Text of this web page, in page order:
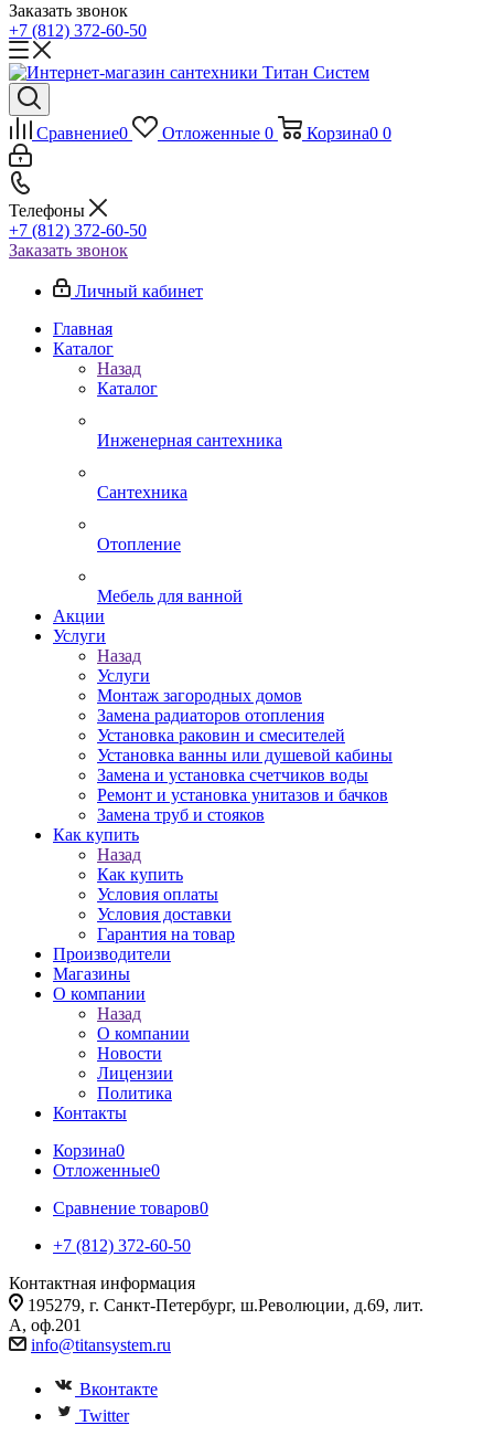
Заказать звонок
+7 (812) 372-60-50
Сравнение0 Отложенные 0 Корзина0 0
Телефоны
+7 (812) 372-60-50
Заказать звонок
Личный кабинет
Главная
Каталог
Назад
Каталог
Инженерная сантехника
Сантехника
Отопление
Мебель для ванной
Акции
Услуги
Назад
Услуги
Монтаж загородных домов
Замена радиаторов отопления
Установка раковин и смесителей
Установка ванны или душевой кабины
Замена и установка счетчиков воды
Ремонт и установка унитазов и бачков
Замена труб и стояков
Как купить
Назад
Как купить
Условия оплаты
Условия доставки
Гарантия на товар
Производители
Магазины
О компании
Назад
О компании
Новости
Лицензии
Политика
Контакты
Корзина0
Отложенные0
Сравнение товаров0
+7 (812) 372-60-50
Контактная информация
195279, г. Санкт-Петербург, ш.Революции, д.69, лит.
А, оф.201
info@titansystem.ru
Вконтакте
Twitter